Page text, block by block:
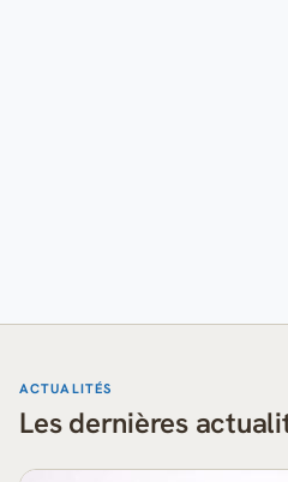
ACTUALITÉS
Les dernières